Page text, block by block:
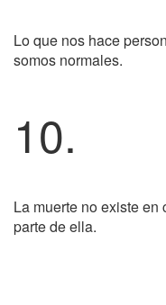
Lo que nos hace
somos normales.
10.
La muerte no existe
parte de ella.